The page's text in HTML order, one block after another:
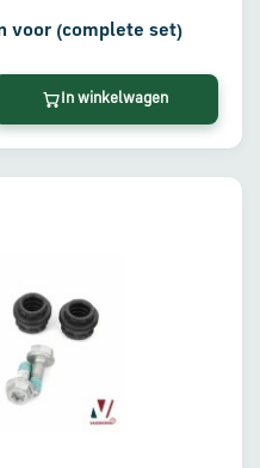
voor (complete set)
In winkelwagen